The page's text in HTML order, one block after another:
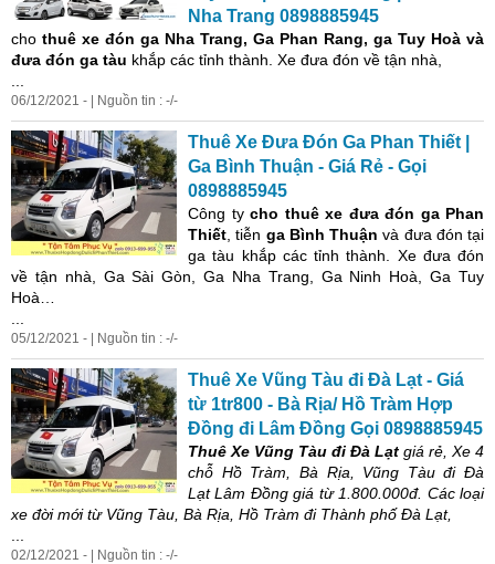
Nha Trang 0898885945
cho thuê xe đón ga Nha Trang, Ga Phan Rang, ga Tuy Hoà và
đưa đón ga tàu khắp các tỉnh thành. Xe đưa đón về tận nhà,
06/12/2021 - | Nguồn tin : -/-
Thuê Xe Đưa Đón Ga Phan Thiết |
Ga Bình Thuận - Giá Rẻ - Gọi
0898885945
Công ty cho thuê xe đưa đón ga Phan
Thiết , tiễn ga Bình Thuận và đưa đón tại
ga tàu khắp các tỉnh thành. Xe đưa đón
về tận nhà, Ga Sài Gòn, Ga Nha Trang, Ga Ninh Hoà, Ga Tuy
Hoà…
05/12/2021 - | Nguồn tin : -/-
Thuê Xe Vũng Tàu đi Đà Lạt - Giá
từ 1tr800 - Bà Rịa/ Hồ Tràm Hợp
Đồng đi Lâm Đồng Gọi 0898885945
Thuê Xe Vũng Tàu đi Đà Lạt giá rẻ , Xe 4
chỗ Hồ Tràm, Bà Rịa, Vũng Tàu đi Đà
Lạt Lâm Đồnggiá từ 1.800.000đ. Các loại
xe đời mới từ Vũng Tàu, Bà Rịa, Hồ Tràm đi Thành phố Đà Lạt,
02/12/2021 - | Nguồn tin : -/-